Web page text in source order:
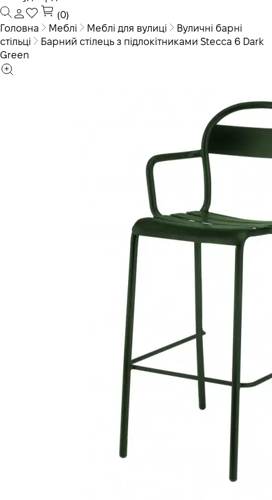
(0)
Головна
Меблі Меблі для вулиці
Вуличні барні
стільці
Барний стілець з підлокітниками Stecca 6 Dark
Green